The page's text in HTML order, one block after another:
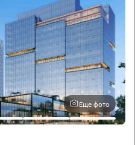
Еще фото